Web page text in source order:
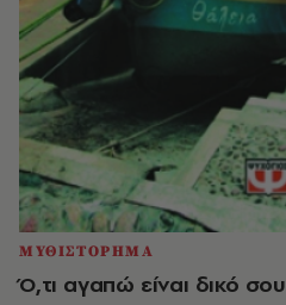
ΜΥΘΙΣΤΟΡΗΜΑ
Ό,τι αγαπώ είναι δικό σου